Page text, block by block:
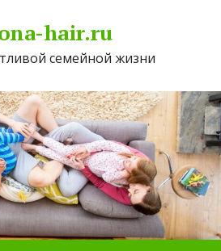
hair.ru
семейной жизни